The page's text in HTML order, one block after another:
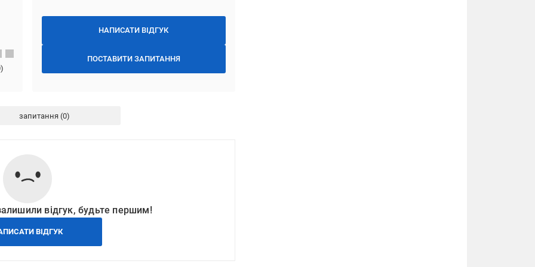
НАПИСАТИ ВІДГУК
ПОСТАВИТИ ЗАПИТАННЯ
)
запитання
відгук, будьте першим!
ВІДГУК